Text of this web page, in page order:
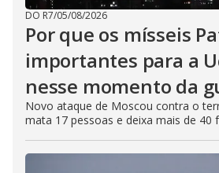
DO R7/05/08/2026
Por que os mísseis
importantes para a
nesse momento da
Novo ataque de Moscou contra o
mata 17 pessoas e deixa mais de 40